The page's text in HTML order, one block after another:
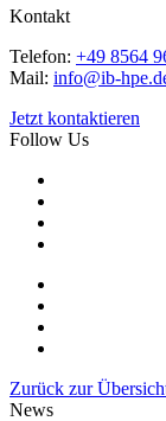
Kontakt
Telefon: +49 8564
Mail: info@ib-
Jetzt kontaktieren
Follow Us
Zurück zur
News